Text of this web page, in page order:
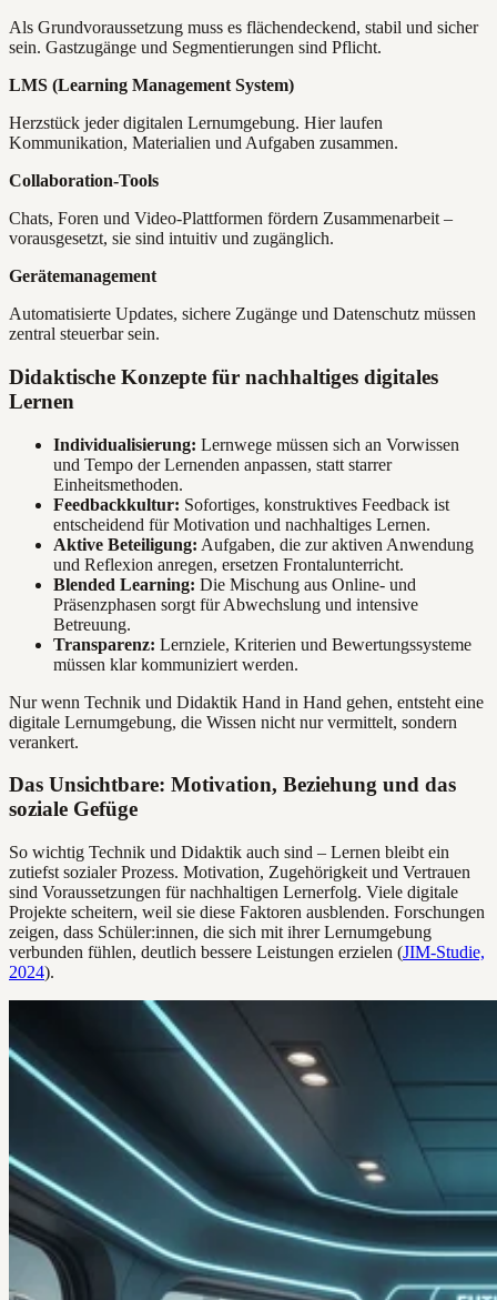
Als Grundvoraussetzung muss es flächendeckend, stabil und sicher
sein. Gastzugänge und Segmentierungen sind Pflicht.
LMS (Learning Management System)
Herzstück jeder digitalen Lernumgebung. Hier laufen
Kommunikation, Materialien und Aufgaben zusammen.
Collaboration-Tools
Chats, Foren und Video-Plattformen fördern Zusammenarbeit –
vorausgesetzt, sie sind intuitiv und zugänglich.
Gerätemanagement
Automatisierte Updates, sichere Zugänge und Datenschutz müssen
zentral steuerbar sein.
Didaktische Konzepte für nachhaltiges digitales
Lernen
Individualisierung: Lernwege müssen sich an Vorwissen
und Tempo der Lernenden anpassen, statt starrer
Einheitsmethoden.
Feedbackkultur: Sofortiges, konstruktives Feedback ist
entscheidend für Motivation und nachhaltiges Lernen.
Aktive Beteiligung: Aufgaben, die zur aktiven Anwendung
und Reflexion anregen, ersetzen Frontalunterricht.
Blended Learning: Die Mischung aus Online- und
Präsenzphasen sorgt für Abwechslung und intensive
Betreuung.
Transparenz: Lernziele, Kriterien und Bewertungssysteme
müssen klar kommuniziert werden.
Nur wenn Technik und Didaktik Hand in Hand gehen, entsteht eine
digitale Lernumgebung, die Wissen nicht nur vermittelt, sondern
verankert.
Das Unsichtbare: Motivation, Beziehung und das
soziale Gefüge
So wichtig Technik und Didaktik auch sind – Lernen bleibt ein
zutiefst sozialer Prozess. Motivation, Zugehörigkeit und Vertrauen
sind Voraussetzungen für nachhaltigen Lernerfolg. Viele digitale
Projekte scheitern, weil sie diese Faktoren ausblenden. Forschungen
zeigen, dass Schüler:innen, die sich mit ihrer Lernumgebung
verbunden fühlen, deutlich bessere Leistungen erzielen (JIM-Studie,
2024).